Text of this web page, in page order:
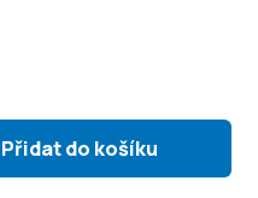
Přidat do košíku